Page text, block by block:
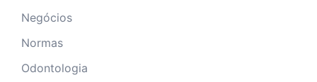
Negócios
Normas
Odontologia